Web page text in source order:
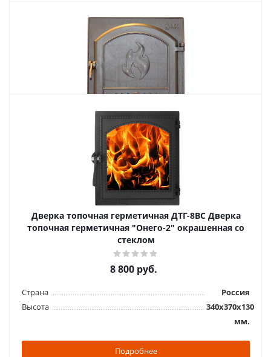
Дверца каминная LK 306
16 061руб.
Подробнее
Похожие товары
Дверка топочная герметичная ДТГ-8ВС Дверка
топочная герметичная "Онего-2" окрашенная со
стеклом
8 800 руб.
Страна
Россия
Высота
340х370х130
мм.
Подробнее